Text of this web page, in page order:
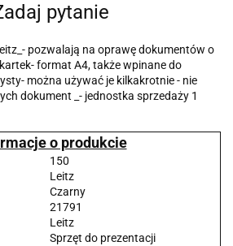
pytanie
pozwalają na oprawę dokumentów o
format A4, także wpinane do
można używać je kilkakrotnie - nie
dokument _- jednostka sprzedaży 1
o produkcie
150
Leitz
Czarny
21791
Leitz
Sprzęt do prezentacji